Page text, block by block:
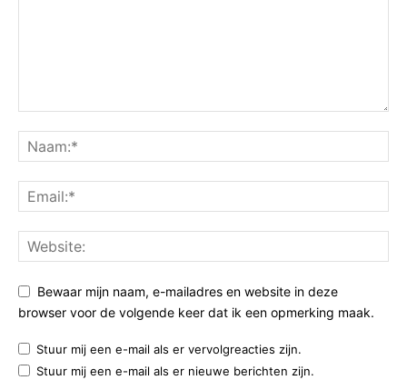
Bewaar mijn naam, e-mailadres en website in deze
browser voor de volgende keer dat ik een opmerking maak.
Stuur mij een e-mail als er vervolgreacties zijn.
Stuur mij een e-mail als er nieuwe berichten zijn.